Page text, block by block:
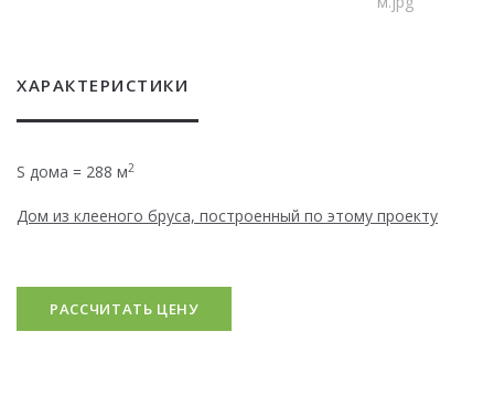
ХАРАКТЕРИСТИКИ
S дома = 288 м2
Дом из клееного бруса, построенный по этому проекту
РАССЧИТАТЬ ЦЕНУ